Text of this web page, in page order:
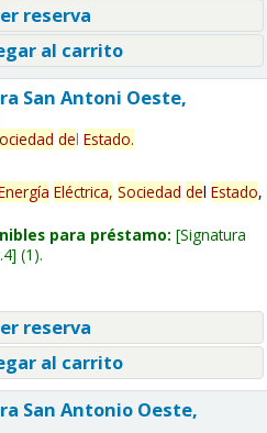
reserva
al carrito
San Antoni Oeste,
del Estado.
Eléctrica, Sociedad del Estado,
para préstamo: Signatura
(1).
reserva
al carrito
San Antonio Oeste,